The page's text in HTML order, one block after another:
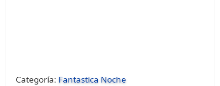
Categoría: Fantastica Noche